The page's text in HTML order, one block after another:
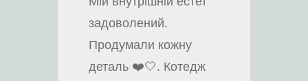
задоволений.
Продумали кожну
деталь ❤️🤍. Котедж